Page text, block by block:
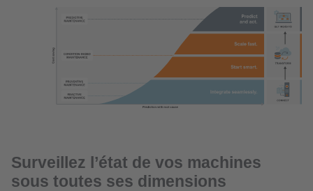
Surveillez l’état de vos machines
sous toutes ses dimensions